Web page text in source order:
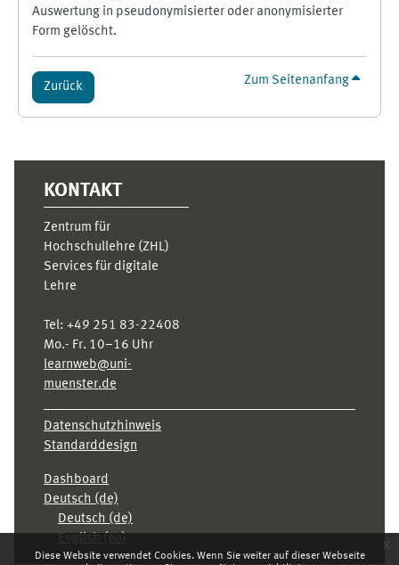
Diese Website verwendet Cookies. Wenn Sie weiter auf dieser Webseite
x
Auswertung in pseudonymisierter oder anonymisierter
Form gelöscht.
Zurück Zum Seitenanfang
KONTAKT
Zentrum für
Hochschullehre (ZHL)
Services für digitale
Lehre
Tel: +49 251 83-22408
Mo.- Fr. 10–16 Uhr
learnweb@uni-
muenster.de
Datenschutzhinweis
Standarddesign
Dashboard
Deutsch ‎(de)‎
Deutsch ‎(de)‎